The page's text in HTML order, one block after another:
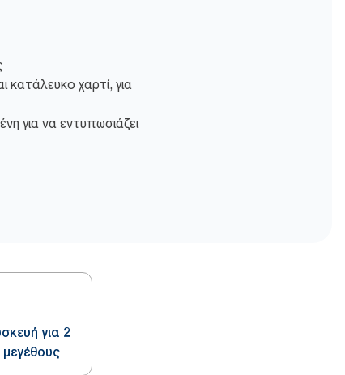
κατάλευκο χαρτί, για
για να εντυπωσιάζει
για 2
μεγέθους